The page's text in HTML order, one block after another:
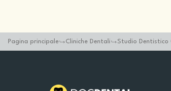
Pagina principale Cliniche Dentali Studio Dentistico